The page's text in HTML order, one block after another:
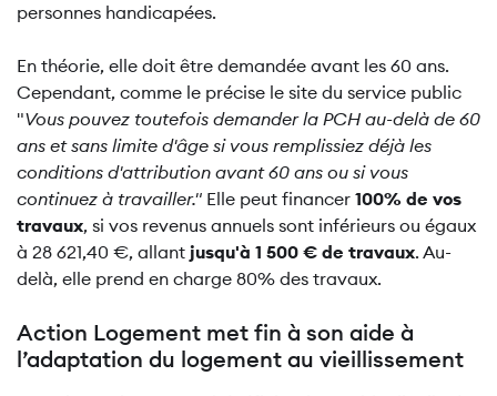
personnes handicapées.
En théorie, elle doit être demandée avant les 60 ans.
Cependant, comme le précise le site du service public
"Vous pouvez toutefois demander la PCH au-delà de 60
ans et sans limite d'âge si vous remplissiez déjà les
conditions d'attribution avant 60 ans ou si vous
continuez à travailler." Elle peut financer 100% de vos
travaux, si vos revenus annuels sont inférieurs ou égaux
à 28 621,40 €, allant jusqu'à 1 500 € de travaux. Au-
delà, elle prend en charge 80% des travaux.
Action Logement met fin à son aide à
l’adaptation du logement au vieillissement